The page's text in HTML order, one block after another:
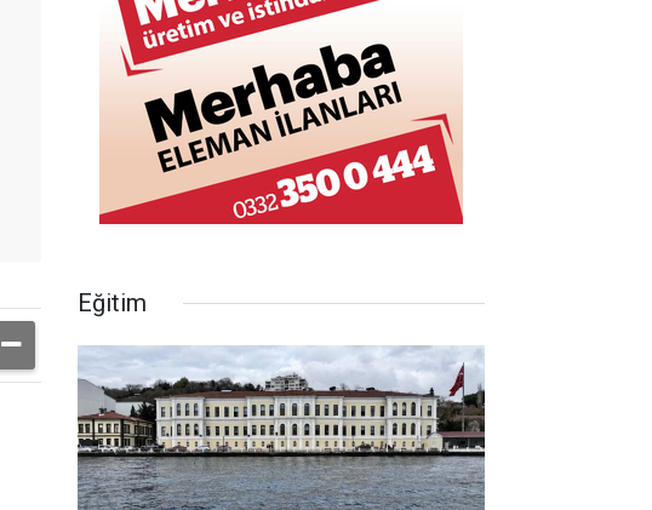
Eğitim